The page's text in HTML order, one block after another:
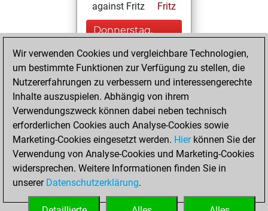
against Fritz
Fritz
Donnerstag,
You played 12
blitz games
Play
You scored +4
=1 -7 in blitz
Samstag, April 3,
2021
You created
your Fritz account
Wir verwenden Cookies und vergleichbare Technologien,
um bestimmte Funktionen zur Verfügung zu stellen, die
Nutzererfahrungen zu verbessern und interessengerechte
Inhalte auszuspielen. Abhängig von ihrem
Verwendungszweck können dabei neben technisch
erforderlichen Cookies auch Analyse-Cookies sowie
Marketing-Cookies eingesetzt werden. Hierkönnen Sie der
Verwendung von Analyse-Cookies und Marketing-Cookies
widersprechen. Weitere Informationen finden Sie in
unserer Datenschutzerklärung.